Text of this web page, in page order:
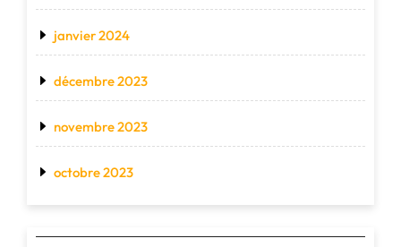
janvier 2024
décembre 2023
novembre 2023
octobre 2023